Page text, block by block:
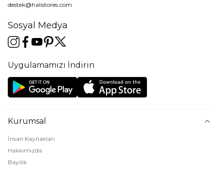
destek@halistores.com
Sosyal Medya
Uygulamamızı İndirin
Kurumsal
İnsan Kaynakları
Hakkımızda
Bayilik